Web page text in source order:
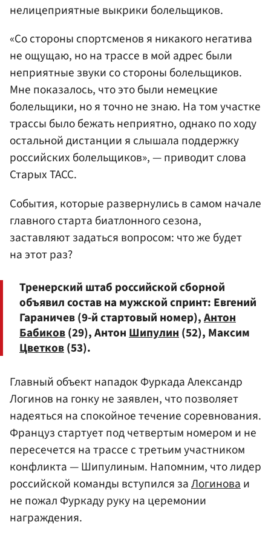
нелицеприятные выкрики болельщиков.
«Со стороны спортсменов я никакого негатива
не ощущаю, но на трассе в мой адрес были
неприятные звуки со стороны болельщиков.
Мне показалось, что это были немецкие
болельщики, но я точно не знаю. На том участке
трассы было бежать неприятно, однако по ходу
остальной дистанции я слышала поддержку
российских болельщиков», — приводит слова
Старых ТАСС.
События, которые развернулись в самом начале
главного старта биатлонного сезона,
заставляют задаться вопросом: что же будет
на этот раз?
Тренерский штаб российской сборной
объявил состав на мужской спринт: Евгений
Гараничев (9-й стартовый номер),Антон
Бабиков(29), АнтонШипулин(52), Максим
Цветков(53).
Главный объект нападок Фуркада Александр
Логинов на гонку не заявлен, что позволяет
надеяться на спокойное течение соревнования.
Француз стартует под четвертым номером и не
пересечется на трассе с третьим участником
конфликта — Шипулиным. Напомним, что лидер
российской команды вступился заЛогиноваи
не пожал Фуркаду руку на церемонии
награждения.